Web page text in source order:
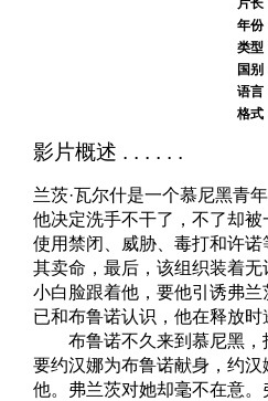
片长
年份
类型
国别
语言
格式
影片概述 . . . . . .
兰茨·瓦尔什是一个慕尼黑青
他决定洗手不干了，不了却
使用禁闭、威胁、毒打和许
其卖命，最后，该组织装着
小白脸跟着他，要他引诱弗
已和布鲁诺认识，他在释放时
布鲁诺不久来到慕尼黑，
要约汉娜为布鲁诺献身，约
他。弗兰茨对她却毫不在意